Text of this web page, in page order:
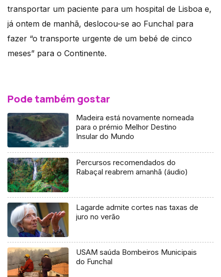
transportar um paciente para um hospital de Lisboa e,
já ontem de manhã, deslocou-se ao Funchal para
fazer “o transporte urgente de um bebé de cinco
meses” para o Continente.
Pode também gostar
Madeira está novamente nomeada
para o prémio Melhor Destino
Insular do Mundo
Percursos recomendados do
Rabaçal reabrem amanhã (áudio)
Lagarde admite cortes nas taxas de
juro no verão
USAM saúda Bombeiros Municipais
do Funchal